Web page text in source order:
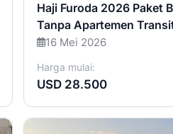
Haji Furoda 2026 Paket
Tanpa Apartemen
16 Mei 2026
Harga mulai:
USD 28.500